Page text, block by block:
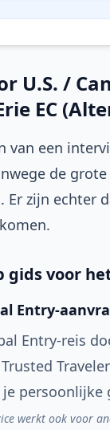
U.S. /
EC
van een
de
Er zijn echter
gids voor
Entry-
Entry-reis
persoonlijke
werkt ook voor